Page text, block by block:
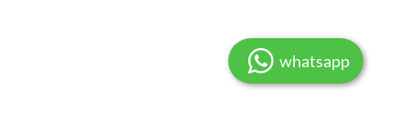
whatsapp